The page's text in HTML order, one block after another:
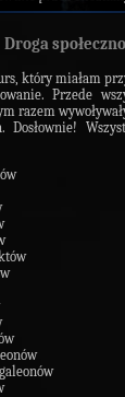
Droga
który miałam
Przede
razem